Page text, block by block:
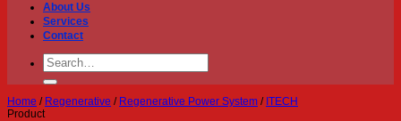
About Us
Services
Contact
Search
for:
Home / Regenerative / Regenerative Power System / ITECH
Product